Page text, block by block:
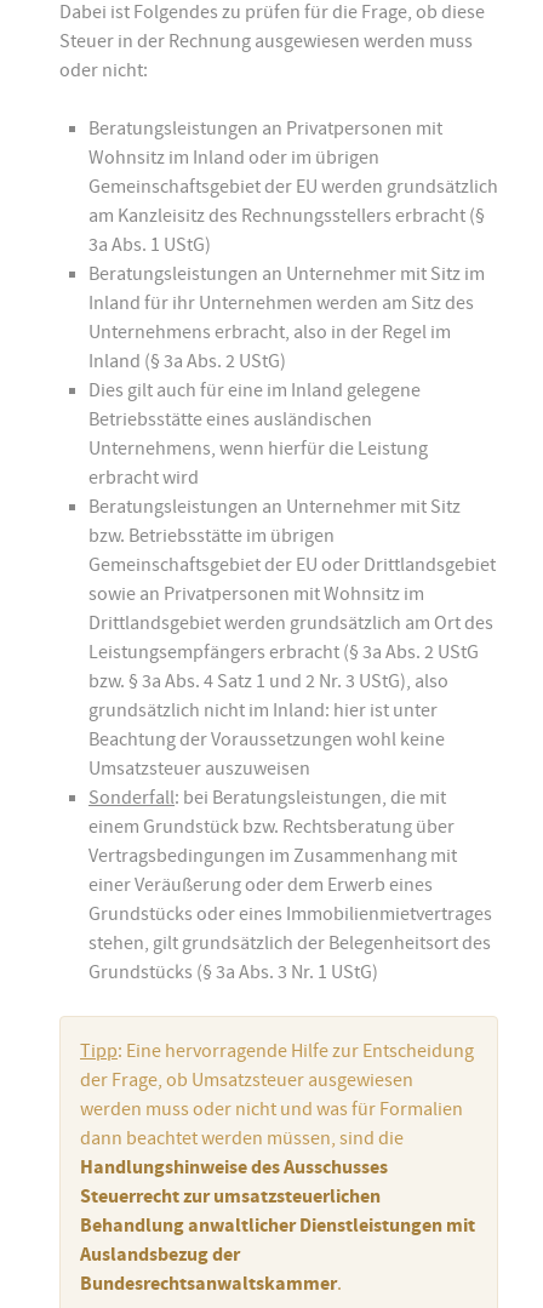
Dabei ist Folgendes zu prüfen für die Frage, ob diese
Steuer in der Rechnung ausgewiesen werden muss
oder nicht:
Beratungsleistungen an Privatpersonen mit
Wohnsitz im Inland oder im übrigen
Gemeinschaftsgebiet der EU werden grundsätzlich
am Kanzleisitz des Rechnungsstellers erbracht (§
3a Abs. 1 UStG)
Beratungsleistungen an Unternehmer mit Sitz im
Inland für ihr Unternehmen werden am Sitz des
Unternehmens erbracht, also in der Regel im
Inland (§ 3a Abs. 2 UStG)
Dies gilt auch für eine im Inland gelegene
Betriebsstätte eines ausländischen
Unternehmens, wenn hierfür die Leistung
erbracht wird
Beratungsleistungen an Unternehmer mit Sitz
bzw. Betriebsstätte im übrigen
Gemeinschaftsgebiet der EU oder Drittlandsgebiet
sowie an Privatpersonen mit Wohnsitz im
Drittlandsgebiet werden grundsätzlich am Ort des
Leistungsempfängers erbracht (§ 3a Abs. 2 UStG
bzw. § 3a Abs. 4 Satz 1 und 2 Nr. 3 UStG), also
grundsätzlich nicht im Inland: hier ist unter
Beachtung der Voraussetzungen wohl keine
Umsatzsteuer auszuweisen
Sonderfall: bei Beratungsleistungen, die mit
einem Grundstück bzw. Rechtsberatung über
Vertragsbedingungen im Zusammenhang mit
einer Veräußerung oder dem Erwerb eines
Grundstücks oder eines Immobilienmietvertrages
stehen, gilt grundsätzlich der Belegenheitsort des
Grundstücks (§ 3a Abs. 3 Nr. 1 UStG)
Tipp: Eine hervorragende Hilfe zur Entscheidung
der Frage, ob Umsatzsteuer ausgewiesen
werden muss oder nicht und was für Formalien
dann beachtet werden müssen, sind die
Handlungshinweise des Ausschusses
Steuerrecht zur umsatzsteuerlichen
Behandlung anwaltlicher Dienstleistungen mit
Auslandsbezug der
Bundesrechtsanwaltskammer.